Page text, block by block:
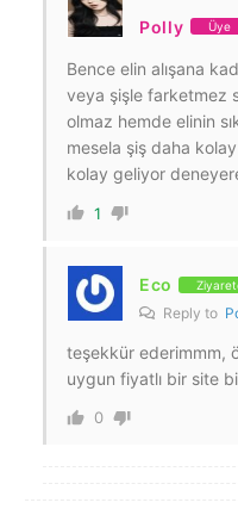
Polly Üye
Bence elin alışana
veya şişle farketmez
olmaz hemde elinin
mesela şiş daha
kolay geliyor
1
Eco
Reply to
teşekkür ederimmm,
uygun fiyatlı bir site
0